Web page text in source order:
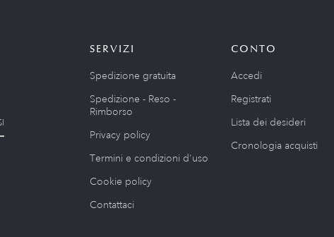
SERVIZI
Spedizione gratuita
Spedizione - Reso -
Rimborso
Privacy policy
Termini e condizioni d'uso
Cookie policy
Contattaci
CONTO
Accedi
Registrati
Lista dei desideri
Cronologia acquisti